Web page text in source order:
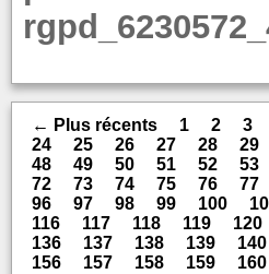
← Plus récents 1 2 3
24
25 26 27 28 29
48
49 50 51 52 53
72
73 74 75 76 77
96
97 98 99 100
116
117 118 119 120
136
137 138 139 140
156
157 158 159 160